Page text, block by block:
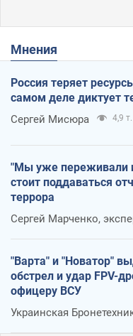
Мнения
Россия теряет
самом деле диктует
Сергей Мисюра 4,9 т.
"Мы уже переживали
стоит поддаваться
террора
Сергей Марченко,
"Варта" и "Новатор"
обстрел и удар FPV-
офицеру ВСУ
Украинская